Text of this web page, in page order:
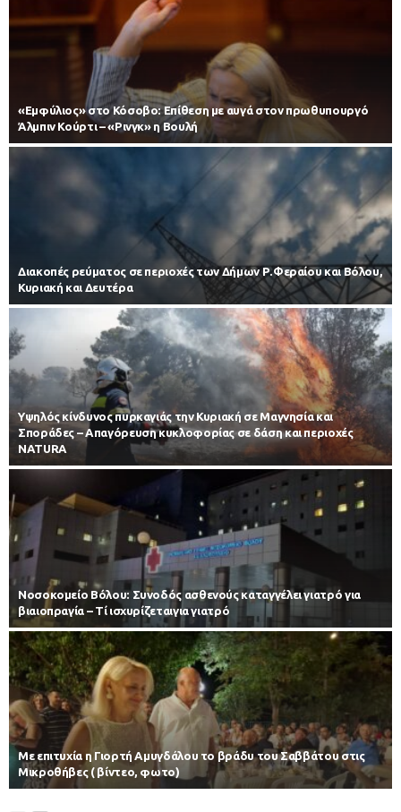
«Εμφύλιος» στο Κόσοβο: Επίθεση με αυγά στον πρωθυπουργό
Άλμπιν Κούρτι – «Ρινγκ» η Βουλή
Διακοπές ρεύματος σε περιοχές των Δήμων Ρ.Φεραίου και Βόλου,
Κυριακή και Δευτέρα
Υψηλός κίνδυνος πυρκαγιάς την Κυριακή σε Μαγνησία και
Σποράδες – Απαγόρευση κυκλοφορίας σε δάση και περιοχές
NATURA
Νοσοκομείο Βόλου: Συνοδός ασθενούς καταγγέλει γιατρό για
βιαιοπραγία – Τί ισχυρίζεταιγια γιατρό
Με επιτυχία η Γιορτή Αμυγδάλου το βράδυ του Σαββάτου στις
Μικροθήβες ( βίντεο, φωτο)